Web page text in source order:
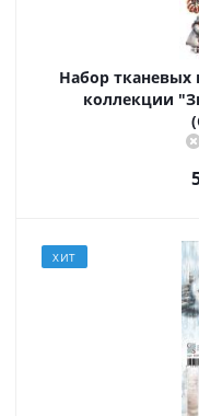
Набор тканевых
коллекции
ХИТ